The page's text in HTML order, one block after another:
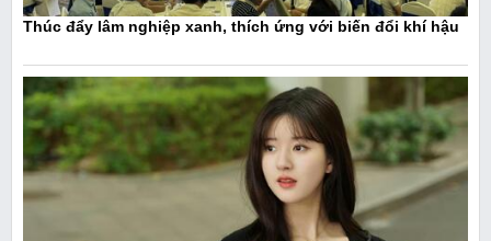
Thúc đẩy lâm nghiệp xanh, thích ứng với biến đổi khí hậu